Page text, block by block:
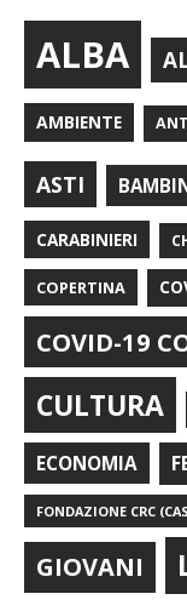
ALBA
AMBIENTE
ASTI
CARABINIERI
COPERTINA
COVID-19
CULTURA
ECONOMIA
FONDAZIONE CRC
GIOVANI